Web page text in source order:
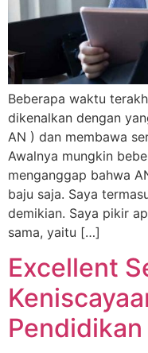
Beberapa waktu
dikenalkan dengan
AN ) dan membawa
Awalnya mungkin
menganggap bahwa
baju saja. Saya
demikian. Saya pikir
sama, yaitu […]
Excellent
Pendidikan